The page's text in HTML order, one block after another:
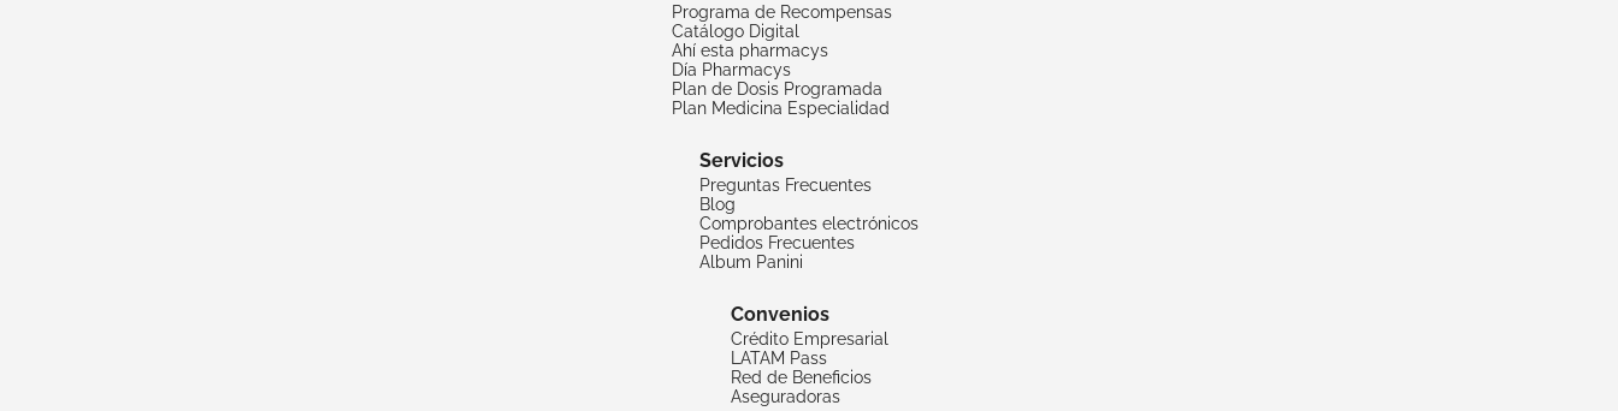
Programa de Recompensas
Catálogo Digital
Ahí esta pharmacys
Día Pharmacys
Plan de Dosis Programada
Plan Medicina Especialidad
Servicios
Preguntas Frecuentes
Blog
Comprobantes electrónicos
Pedidos Frecuentes
Album Panini
Convenios
Crédito Empresarial
LATAM Pass
Red de Beneficios
Aseguradoras